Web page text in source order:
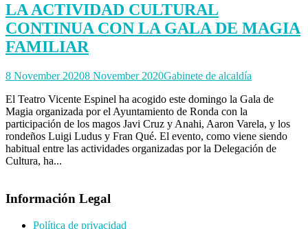
LA ACTIVIDAD CULTURAL
CONTINUA CON LA GALA DE MAGIA
FAMILIAR
8 November 20208 November 2020Gabinete de alcaldía
El Teatro Vicente Espinel ha acogido este domingo la Gala de
Magia organizada por el Ayuntamiento de Ronda con la
participación de los magos Javi Cruz y Anahi, Aaron Varela, y los
rondeños Luigi Ludus y Fran Qué. El evento, como viene siendo
habitual entre las actividades organizadas por la Delegación de
Cultura, ha...
Información Legal
Política de privacidad